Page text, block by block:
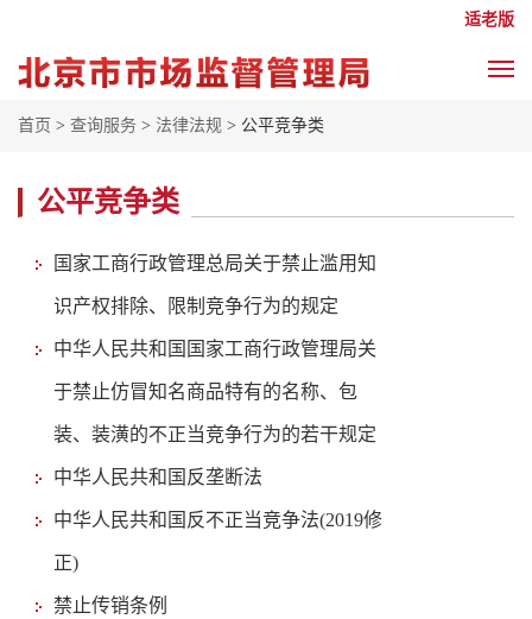
适老版
首页 > 查询服务 > 法律法规 > 公平竞争类
公平竞争类
国家工商行政管理总局关于禁止滥用知
识产权排除、限制竞争行为的规定
中华人民共和国国家工商行政管理局关
于禁止仿冒知名商品特有的名称、包
装、装潢的不正当竞争行为的若干规定
中华人民共和国反垄断法
中华人民共和国反不正当竞争法(2019修
正)
禁止传销条例